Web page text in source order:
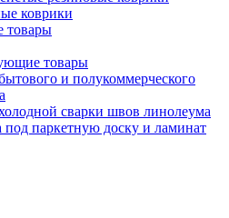
коврики
товары
товары
и полукоммерческого
сварки швов линолеума
паркетную доску и ламинат